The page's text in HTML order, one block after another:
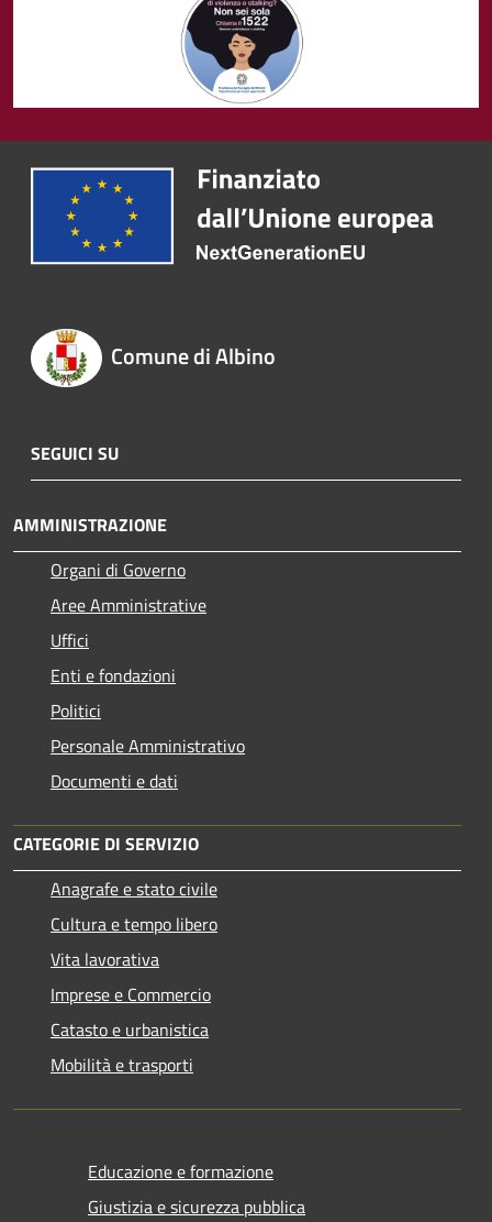
Comune di Albino
SEGUICI SU
AMMINISTRAZIONE
Organi di Governo
Aree Amministrative
Uffici
Enti e fondazioni
Politici
Personale Amministrativo
Documenti e dati
CATEGORIE DI SERVIZIO
Anagrafe e stato civile
Cultura e tempo libero
Vita lavorativa
Imprese e Commercio
Catasto e urbanistica
Mobilità e trasporti
Educazione e formazione
Giustizia e sicurezza pubblica